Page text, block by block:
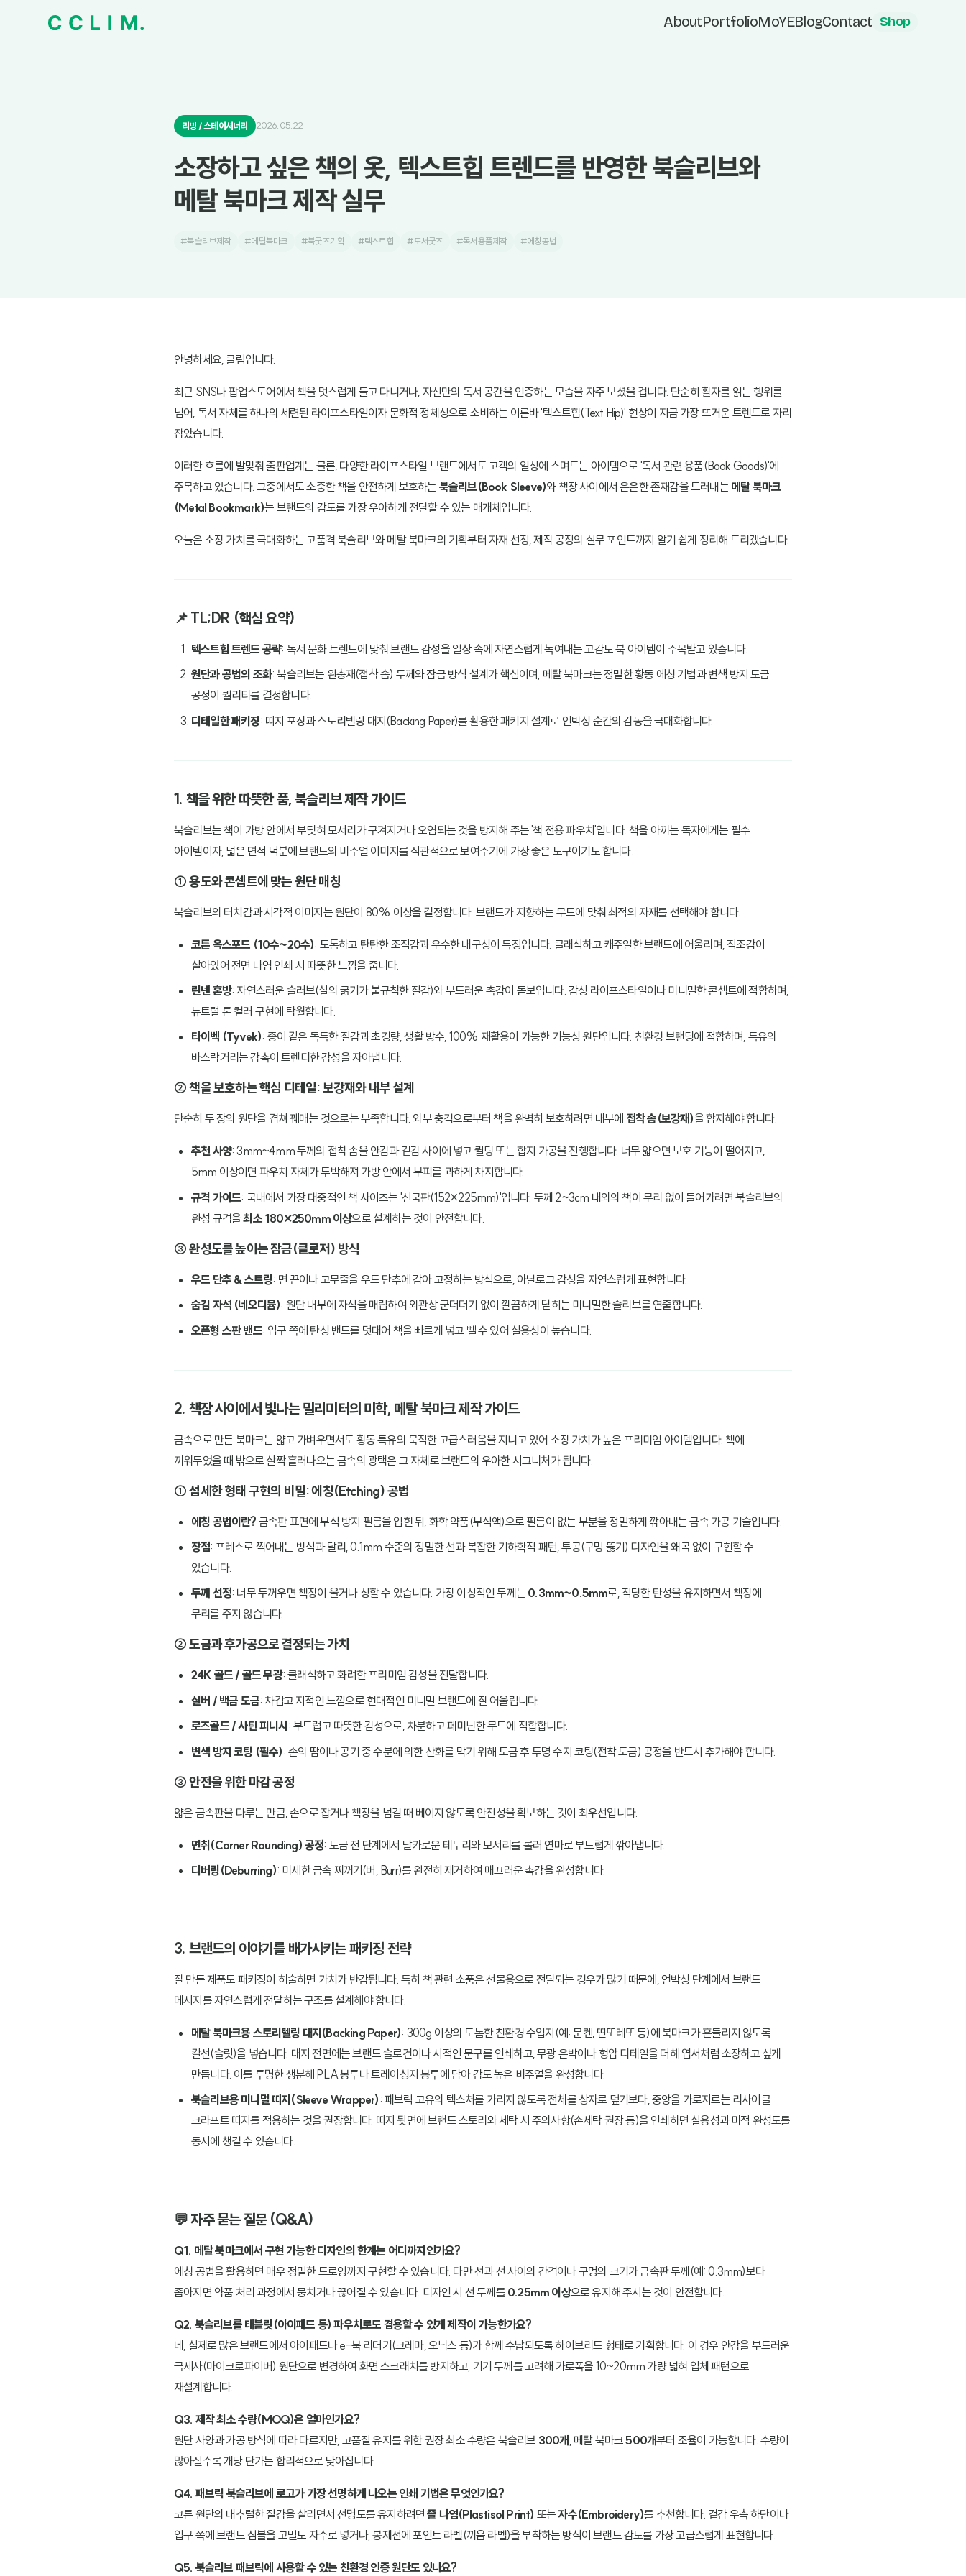
AboutPortfolioMoYEBlogContact Shop
리빙 / 스테이셔너리 2026.05.22
소장하고 싶은 책의 옷, 텍스트힙 트렌드를 반영한 북슬리브와
메탈 북마크 제작 실무
#북슬리브제작 #메탈북마크 #북굿즈기획 #텍스트힙 #도서굿즈 #독서용품제작 #에칭공법
안녕하세요, 클림입니다.
최근 SNS나 팝업스토어에서 책을 멋스럽게 들고 다니거나, 자신만의 독서 공간을 인증하는 모습을 자주 보셨을 겁니다. 단순히 활자를 읽는 행위를
넘어, 독서 자체를 하나의 세련된 라이프스타일이자 문화적 정체성으로 소비하는 이른바 '텍스트힙(Text Hip)' 현상이 지금 가장 뜨거운 트렌드로 자리
잡았습니다.
이러한 흐름에 발맞춰 출판업계는 물론, 다양한 라이프스타일 브랜드에서도 고객의 일상에 스며드는 아이템으로 '독서 관련 용품(Book Goods)'에
주목하고 있습니다. 그중에서도 소중한 책을 안전하게 보호하는 북슬리브(Book Sleeve)와 책장 사이에서 은은한 존재감을 드러내는 메탈 북마크
(Metal Bookmark)는 브랜드의 감도를 가장 우아하게 전달할 수 있는 매개체입니다.
오늘은 소장 가치를 극대화하는 고품격 북슬리브와 메탈 북마크의 기획부터 자재 선정, 제작 공정의 실무 포인트까지 알기 쉽게 정리해 드리겠습니다.
📌 TL;DR (핵심 요약)
텍스트힙 트렌드 공략: 독서 문화 트렌드에 맞춰 브랜드 감성을 일상 속에 자연스럽게 녹여내는 고감도 북 아이템이 주목받고 있습니다.
원단과 공법의 조화: 북슬리브는 완충재(접착 솜) 두께와 잠금 방식 설계가 핵심이며, 메탈 북마크는 정밀한 황동 에칭 기법과 변색 방지 도금
공정이 퀄리티를 결정합니다.
디테일한 패키징: 띠지 포장과 스토리텔링 대지(Backing Paper)를 활용한 패키지 설계로 언박싱 순간의 감동을 극대화합니다.
1. 책을 위한 따뜻한 품, 북슬리브 제작 가이드
북슬리브는 책이 가방 안에서 부딪혀 모서리가 구겨지거나 오염되는 것을 방지해 주는 '책 전용 파우치'입니다. 책을 아끼는 독자에게는 필수
아이템이자, 넓은 면적 덕분에 브랜드의 비주얼 이미지를 직관적으로 보여주기에 가장 좋은 도구이기도 합니다.
① 용도와 콘셉트에 맞는 원단 매칭
북슬리브의 터치감과 시각적 이미지는 원단이 80% 이상을 결정합니다. 브랜드가 지향하는 무드에 맞춰 최적의 자재를 선택해야 합니다.
코튼 옥스포드 (10수~20수): 도톰하고 탄탄한 조직감과 우수한 내구성이 특징입니다. 클래식하고 캐주얼한 브랜드에 어울리며, 직조감이
살아있어 전면 나염 인쇄 시 따뜻한 느낌을 줍니다.
린넨 혼방: 자연스러운 슬러브(실의 굵기가 불규칙한 질감)와 부드러운 촉감이 돋보입니다. 감성 라이프스타일이나 미니멀한 콘셉트에 적합하며,
뉴트럴 톤 컬러 구현에 탁월합니다.
타이벡 (Tyvek): 종이 같은 독특한 질감과 초경량, 생활 방수, 100% 재활용이 가능한 기능성 원단입니다. 친환경 브랜딩에 적합하며, 특유의
바스락거리는 감촉이 트렌디한 감성을 자아냅니다.
② 책을 보호하는 핵심 디테일: 보강재와 내부 설계
단순히 두 장의 원단을 겹쳐 꿰매는 것으로는 부족합니다. 외부 충격으로부터 책을 완벽히 보호하려면 내부에 접착 솜(보강재)을 합지해야 합니다.
추천 사양: 3mm~4mm 두께의 접착 솜을 안감과 겉감 사이에 넣고 퀼팅 또는 합지 가공을 진행합니다. 너무 얇으면 보호 기능이 떨어지고,
5mm 이상이면 파우치 자체가 투박해져 가방 안에서 부피를 과하게 차지합니다.
규격 가이드: 국내에서 가장 대중적인 책 사이즈는 '신국판(152×225mm)'입니다. 두께 2~3cm 내외의 책이 무리 없이 들어가려면 북슬리브의
완성 규격을최소 180×250mm 이상으로 설계하는 것이 안전합니다.
③ 완성도를 높이는 잠금(클로저) 방식
우드 단추 & 스트링: 면 끈이나 고무줄을 우드 단추에 감아 고정하는 방식으로, 아날로그 감성을 자연스럽게 표현합니다.
숨김 자석 (네오디뮴): 원단 내부에 자석을 매립하여 외관상 군더더기 없이 깔끔하게 닫히는 미니멀한 슬리브를 연출합니다.
오픈형 스판 밴드: 입구 쪽에 탄성 밴드를 덧대어 책을 빠르게 넣고 뺄 수 있어 실용성이 높습니다.
2. 책장 사이에서 빛나는 밀리미터의 미학, 메탈 북마크 제작 가이드
금속으로 만든 북마크는 얇고 가벼우면서도 황동 특유의 묵직한 고급스러움을 지니고 있어 소장 가치가 높은 프리미엄 아이템입니다. 책에
끼워두었을 때 밖으로 살짝 흘러나오는 금속의 광택은 그 자체로 브랜드의 우아한 시그니처가 됩니다.
① 섬세한 형태 구현의 비밀: 에칭(Etching) 공법
에칭 공법이란? 금속판 표면에 부식 방지 필름을 입힌 뒤, 화학 약품(부식액)으로 필름이 없는 부분을 정밀하게 깎아내는 금속 가공 기술입니다.
장점: 프레스로 찍어내는 방식과 달리, 0.1mm 수준의 정밀한 선과 복잡한 기하학적 패턴, 투공(구멍 뚫기) 디자인을 왜곡 없이 구현할 수
있습니다.
두께 선정: 너무 두꺼우면 책장이 울거나 상할 수 있습니다. 가장 이상적인 두께는 0.3mm~0.5mm로, 적당한 탄성을 유지하면서 책장에
무리를 주지 않습니다.
② 도금과 후가공으로 결정되는 가치
24K 골드 / 골드 무광: 클래식하고 화려한 프리미엄 감성을 전달합니다.
실버 / 백금 도금: 차갑고 지적인 느낌으로 현대적인 미니멀 브랜드에 잘 어울립니다.
로즈골드 / 사틴 피니시 : 부드럽고 따뜻한 감성으로, 차분하고 페미닌한 무드에 적합합니다.
변색 방지 코팅 (필수) : 손의 땀이나 공기 중 수분에 의한 산화를 막기 위해 도금 후 투명 수지 코팅(전착 도금) 공정을 반드시 추가해야 합니다.
③ 안전을 위한 마감 공정
얇은 금속판을 다루는 만큼, 손으로 잡거나 책장을 넘길 때 베이지 않도록 안전성을 확보하는 것이 최우선입니다.
면취(Corner Rounding) 공정: 도금 전 단계에서 날카로운 테두리와 모서리를 롤러 연마로 부드럽게 깎아냅니다.
디버링(Deburring): 미세한 금속 찌꺼기(버, Burr)를 완전히 제거하여 매끄러운 촉감을 완성합니다.
3. 브랜드의 이야기를 배가시키는 패키징 전략
잘 만든 제품도 패키징이 허술하면 가치가 반감됩니다. 특히 책 관련 소품은 선물용으로 전달되는 경우가 많기 때문에, 언박싱 단계에서 브랜드
메시지를 자연스럽게 전달하는 구조를 설계해야 합니다.
메탈 북마크용 스토리텔링 대지(Backing Paper): 300g 이상의 도톰한 친환경 수입지(예: 문켄, 띤또레또 등)에 북마크가 흔들리지 않도록
칼선(슬릿)을 넣습니다. 대지 전면에는 브랜드 슬로건이나 시적인 문구를 인쇄하고, 무광 은박이나 형압 디테일을 더해 엽서처럼 소장하고 싶게
만듭니다. 이를 투명한 생분해 PLA 봉투나 트레이싱지 봉투에 담아 감도 높은 비주얼을 완성합니다.
북슬리브용 미니멀 띠지(Sleeve Wrapper) : 패브릭 고유의 텍스처를 가리지 않도록 전체를 상자로 덮기보다, 중앙을 가로지르는 리사이클
크라프트 띠지를 적용하는 것을 권장합니다. 띠지 뒷면에 브랜드 스토리와 세탁 시 주의사항(손세탁 권장 등)을 인쇄하면 실용성과 미적 완성도를
동시에 챙길 수 있습니다.
💬 자주 묻는 질문 (Q&A)
Q1. 메탈 북마크에서 구현 가능한 디자인의 한계는 어디까지인가요?
에칭 공법을 활용하면 매우 정밀한 드로잉까지 구현할 수 있습니다. 다만 선과 선 사이의 간격이나 구멍의 크기가 금속판 두께(예: 0.3mm)보다
좁아지면 약품 처리 과정에서 뭉치거나 끊어질 수 있습니다. 디자인 시 선 두께를 0.25mm 이상으로 유지해 주시는 것이 안전합니다.
Q2. 북슬리브를 태블릿(아이패드 등) 파우치로도 겸용할 수 있게 제작이 가능한가요?
네, 실제로 많은 브랜드에서 아이패드나 e-북 리더기(크레마, 오닉스 등)가 함께 수납되도록 하이브리드 형태로 기획합니다. 이 경우 안감을 부드러운
극세사(마이크로파이버) 원단으로 변경하여 화면 스크래치를 방지하고, 기기 두께를 고려해 가로폭을 10~20mm 가량 넓혀 입체 패턴으로
재설계합니다.
Q3. 제작 최소 수량(MOQ)은 얼마인가요?
원단 사양과 가공 방식에 따라 다르지만, 고품질 유지를 위한 권장 최소 수량은 북슬리브 300개 , 메탈 북마크500개부터 조율이 가능합니다. 수량이
많아질수록 개당 단가는 합리적으로 낮아집니다.
Q4. 패브릭 북슬리브에 로고가 가장 선명하게 나오는 인쇄 기법은 무엇인가요?
코튼 원단의 내추럴한 질감을 살리면서 선명도를 유지하려면졸 나염(Plastisol Print) 또는자수(Embroidery)를 추천합니다. 겉감 우측 하단이나
입구 쪽에 브랜드 심볼을 고밀도 자수로 넣거나, 봉제선에 포인트 라벨(끼움 라벨)을 부착하는 방식이 브랜드 감도를 가장 고급스럽게 표현합니다.
Q5. 북슬리브 패브릭에 사용할 수 있는 친환경 인증 원단도 있나요?